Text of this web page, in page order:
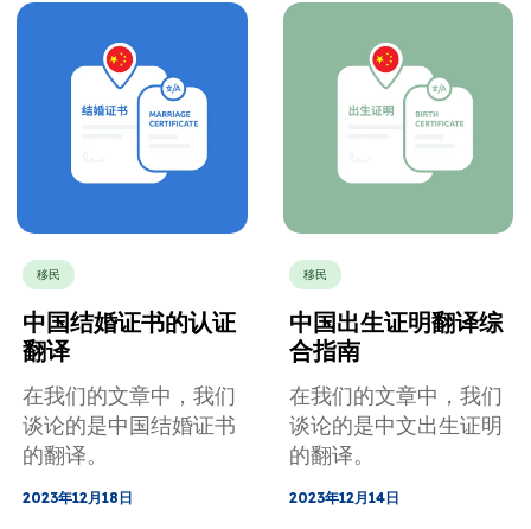
移民
中国结婚证书的认证
翻译
在我们的文章中，我们
谈论的是中国结婚证书
的翻译。
2023年12月18日
移民
中国出生证明翻译综
合指南
在我们的文章中，我们
谈论的是中文出生证明
的翻译。
2023年12月14日